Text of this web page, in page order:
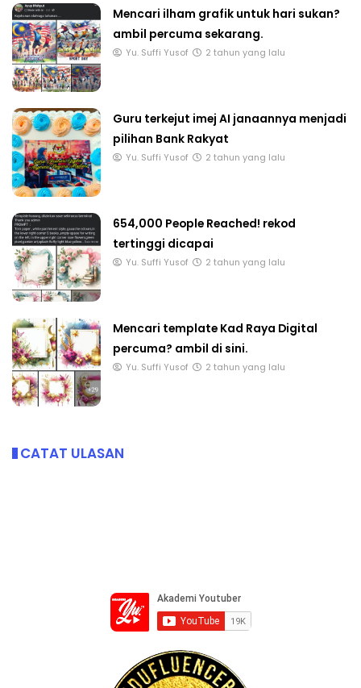
Mencari ilham grafik untuk hari sukan?
ambil percuma sekarang.
Yu. Suffi Yusof 2 tahun yang lalu
Guru terkejut imej AI janaannya menjadi
pilihan Bank Rakyat
Yu. Suffi Yusof 2 tahun yang lalu
654,000 People Reached! rekod
tertinggi dicapai
Yu. Suffi Yusof 2 tahun yang lalu
Mencari template Kad Raya Digital
percuma? ambil di sini.
Yu. Suffi Yusof 2 tahun yang lalu
CATAT ULASAN